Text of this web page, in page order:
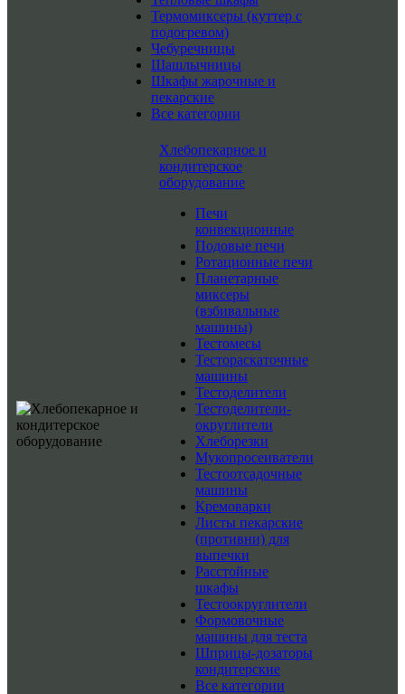
Термомиксеры (куттер с
подогревом)
Чебуречницы
Шашлычницы
Шкафы жарочные и
пекарские
Все категории
Хлебопекарное и
кондитерское
оборудование
Печи
конвекционные
Подовые печи
Ротационные печи
Планетарные
миксеры
(взбивальные
машины)
Тестомесы
Тестораскаточные
машины
Тестоделители
Тестоделители-
округлители
Хлеборезки
Мукопросеиватели
Тестоотсадочные
машины
Кремоварки
Листы пекарские
(противни) для
выпечки
Расстойные
шкафы
Тестоокруглители
Формовочные
машины для теста
Шприцы-дозаторы
кондитерские
Все категории